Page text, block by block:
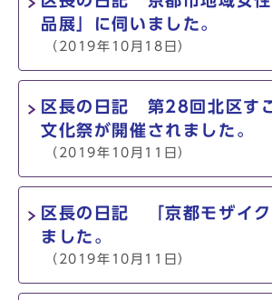
品展」に伺いました。
（2019年10月18日）
区長の日記 第28回北区す
文化祭が開催されました。
（2019年10月11日）
区長の日記 「京都モザイク
ました。
（2019年10月11日）